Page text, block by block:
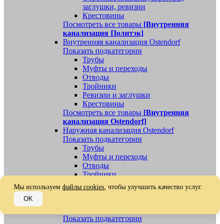
заглушки, ревизии
Крестовины
Посмотреть все товары [Внутренняя
канализация Политэк]
Внутренняя канализация Ostendorf
Показать подкатегории
Трубы
Муфты и переходы
Отводы
Тройники
Ревизии и заглушки
Крестовины
Посмотреть все товары [Внутренняя
канализация Ostendorf]
Наружная канализация Ostendorf
Показать подкатегории
Трубы
Муфты и переходы
Отводы
Тройники
Ревизии, заглушки, обратные клапаны
Посмотреть все товары[Наружная
Показать подкатегории
Мы используем файлы cookies, чтобы улучшить качество услуг.
OK